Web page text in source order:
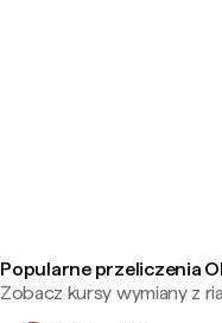
Popularne przeliczenia
Zobacz kursy wymiany z